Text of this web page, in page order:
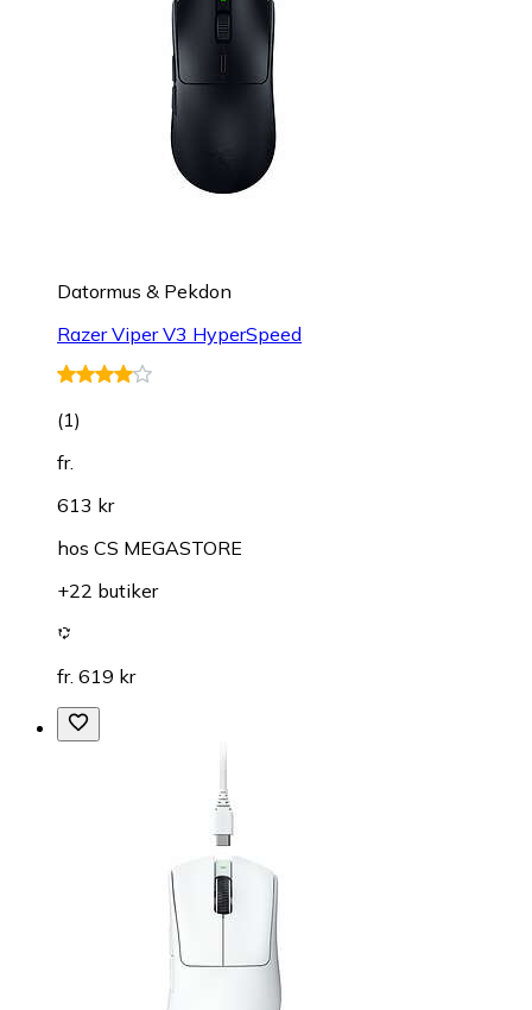
Datormus & Pekdon
Razer Viper V3 HyperSpeed
(1)
fr.
613 kr
hos CS MEGASTORE
+22 butiker
fr. 619 kr